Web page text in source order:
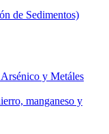
de Sedimentos)
y Metáles
manganeso y